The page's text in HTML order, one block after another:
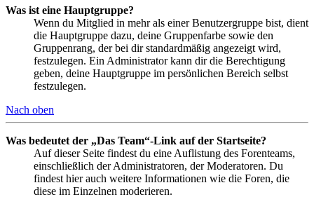
Was ist eine Hauptgruppe?
Wenn du Mitglied in mehr als einer Benutzergruppe bist, dient
die Hauptgruppe dazu, deine Gruppenfarbe sowie den
Gruppenrang, der bei dir standardmäßig angezeigt wird,
festzulegen. Ein Administrator kann dir die Berechtigung
geben, deine Hauptgruppe im persönlichen Bereich selbst
festzulegen.
Nach oben
Was bedeutet der „Das Team“-Link auf der Startseite?
Auf dieser Seite findest du eine Auflistung des Forenteams,
einschließlich der Administratoren, der Moderatoren. Du
findest hier auch weitere Informationen wie die Foren, die
diese im Einzelnen moderieren.